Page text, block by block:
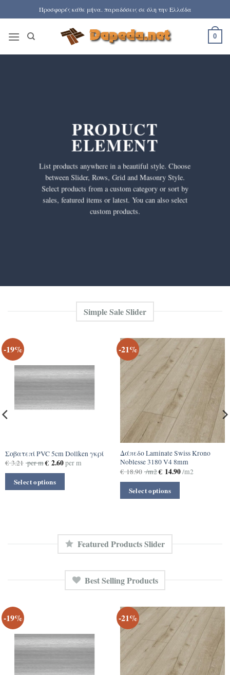
στο
περιεχόμενο
Προσφορές κάθε μήνα. παραδόσεις σε όλη την Ελλάδα
0
PRODUCT
ELEMENT
List products anywhere in a beautiful style. Choose
between Slider, Rows, Grid and Masonry Style.
Select products from a custom category or sort by
sales, featured items or latest. You can also select
custom products.
Simple Sale Slider
-19%
Σοβατεπί PVC 5cm Dollken γκρί
€3.21 per m€2.60per m
Select options
-21%
Δάπεδο Laminate Swiss Krono
Noblesse 3180 V4 8mm
€18.90 /m2€14.90/m2
Select options
Featured Products Slider
Best Selling Products
-19% -21%